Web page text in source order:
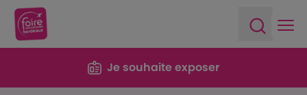
Je souhaite exposer